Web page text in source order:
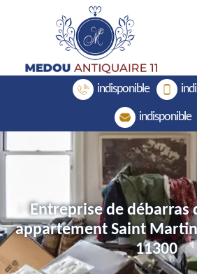
indisponible
indisponible
Entreprise de débarras
appartement Saint
11300